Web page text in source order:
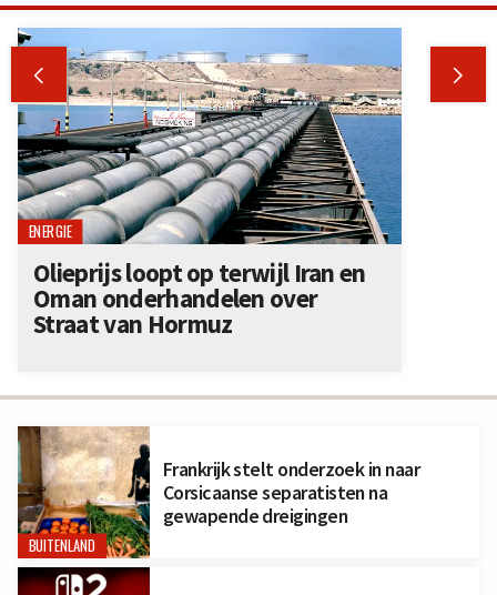
BUITENLAND
Frankrijk stelt onderzoek in naar
Corsicaanse separatisten na
gewapende dreigingen
 
ENERGIE
Olieprijs loopt op terwijl Iran en
Oman onderhandelen over
Straat van Hormuz